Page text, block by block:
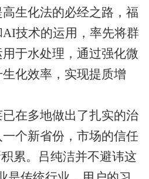
生化法的必经之路，福
技术的运用，率先将群
于水处理，通过强化微
化效率，实现提质增
在多地做出了扎实的治
个新省份，市场的信任
累。吕纯洁并不避讳这